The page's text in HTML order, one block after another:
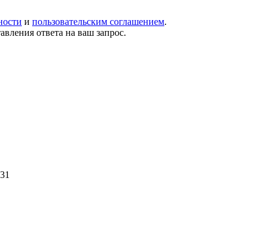
и пользовательским соглашением.
ответа на ваш запрос.